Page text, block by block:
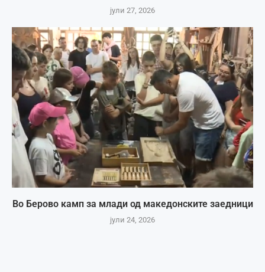
јули 27, 2026
Во Берово камп за млади од македонските заедници
јули 24, 2026